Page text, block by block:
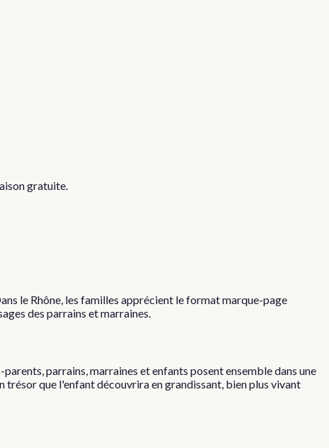
gratuite.
le Rhône, les familles apprécient le format marque-page
des parrains et marraines.
parrains, marraines et enfants posent ensemble dans une
trésor que l'enfant découvrira en grandissant, bien plus vivant